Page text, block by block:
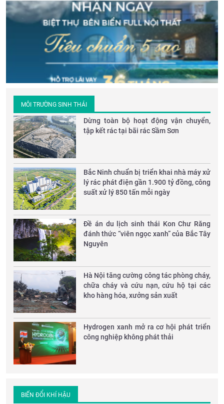
MÔI TRƯỜNG SINH THÁI
Dừng toàn bộ hoạt động vận chuyển,
tập kết rác tại bãi rác Sầm Sơn
Bắc Ninh chuẩn bị triển khai nhà máy xử
lý rác phát điện gần 1.900 tỷ đồng, công
suất xử lý 850 tấn mỗi ngày
Đề án du lịch sinh thái Kon Chư Răng
đánh thức “viên ngọc xanh” của Bắc Tây
Nguyên
Hà Nội tăng cường công tác phòng cháy,
chữa cháy và cứu nạn, cứu hộ tại các
kho hàng hóa, xưởng sản xuất
Hydrogen xanh mở ra cơ hội phát triển
công nghiệp không phát thải
BIẾN ĐỔI KHÍ HẬU